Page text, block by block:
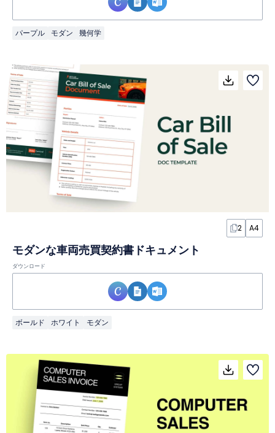
パープル モダン 幾何学
2 A4
モダンな車両売買契約書ドキュメント
ダウンロード
ボールド ホワイト モダン